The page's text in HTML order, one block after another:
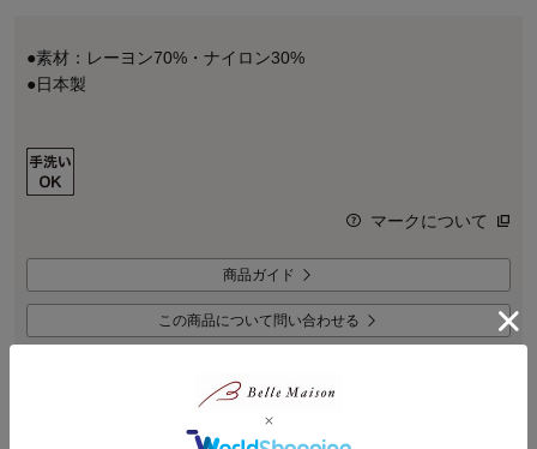
●素材：レーヨン70%・ナイロン30%
●日本製
マークについて
商品ガイド
この商品について問い合わせる